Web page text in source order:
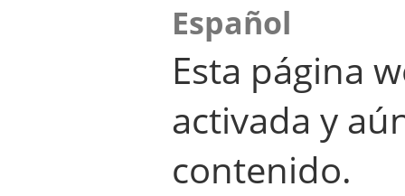
Español
Esta página
activada y
contenido.